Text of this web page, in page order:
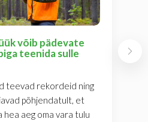
võib pädevate
teenida sulle
teevad rekordeid ning
põhjendatult, et
hea aeg oma vara tulu